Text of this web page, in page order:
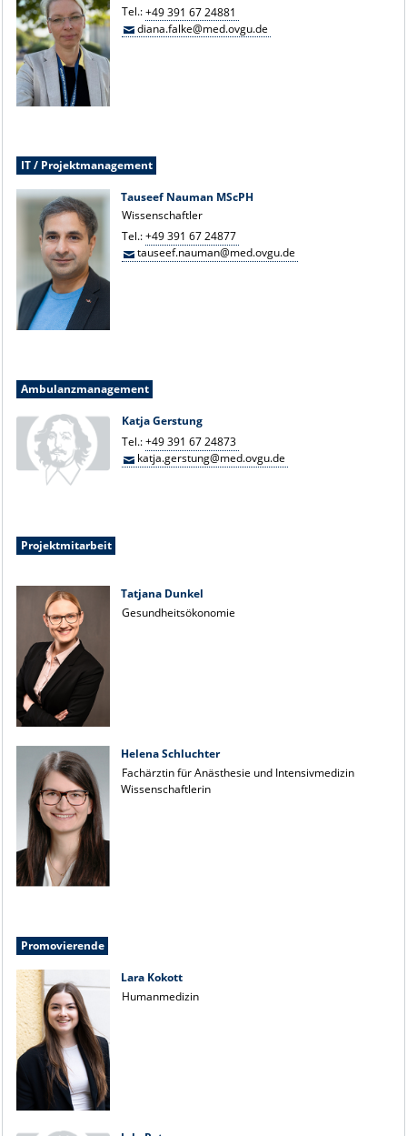
Tel.:+49 391 67 24881
diana.falke@med.ovgu.de
IT / Projektmanagement
Tauseef Nauman MScPH
Wissenschaftler
Tel.:+49 391 67 24877
tauseef.nauman@med.ovgu.de
Ambulanzmanagement
Katja Gerstung
Tel.:+49 391 67 24873
katja.gerstung@med.ovgu.de
Projektmitarbeit
Tatjana Dunkel
Gesundheitsökonomie
Helena Schluchter
Fachärztin für Anästhesie und Intensivmedizin
Wissenschaftlerin
Promovierende
Lara Kokott
Humanmedizin